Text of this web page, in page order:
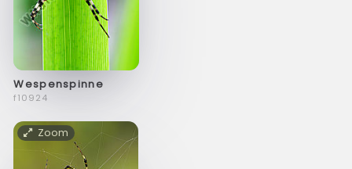
Wespenspinne
f10924
Zoom